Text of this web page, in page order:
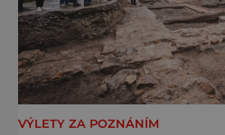
VÝLETY ZA POZNÁNÍM